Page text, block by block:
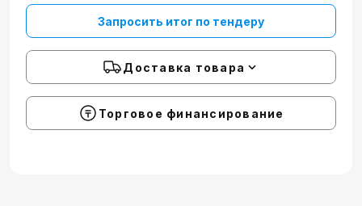
Запросить итог по тендеру
Доставка товара
Торговое финансирование